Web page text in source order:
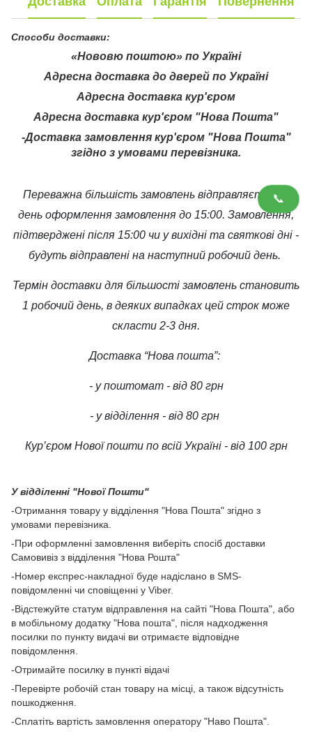
📞
Способи доставки:
«Нововю поштою» по Україні
Адресна доставка до дверей по Україні
Адресна доставка кур'єром
Адресна доставка кур'єром "Нова Пошта"
-Доставка замовлення кур'єром "Нова Пошта"
згідно з умовами перевізника.
Переважна більшість замовлень відправляється в
день оформлення замовлення до 15:00. Замовлення,
підтверджені після 15:00 чи у вихідні та святкові дні -
будуть відправлені на наступний робочий день.
Термін доставки для більшості замовлень становить
1 робочий день, в деяких випадках цей строк може
скласти 2-3 дня.
Доставка “Нова пошта”:
- у поштомат - від 80 грн
- у відділення - від 80 грн
Кур’єром Нової пошти по всій Україні - від 100 грн
У відділенні "Нової Пошти"
-Отримання товару у відділення "Нова Пошта" згідно з
умовами перевізника.
-При оформленні замовлення виберіть спосіб доставки
Самовивіз з відділення "Нова Рошта"
-Номер експрес-накладної буде надіслано в SMS-
повідомленні чи сповіщенні у Viber.
-Відстежуйте статум відправлення на сайті "Нова Пошта", або
в мобільному додатку "Нова пошта", після надходження
посилки по пункту видачі ви отримаєте відповідне
повідомлення.
-Отримайте посилку в пункті відачі
-Перевірте робочій стан товару на місці, а також відсутність
пошкодження.
-Сплатіть вартість замовлення оператору "Наво Пошта".